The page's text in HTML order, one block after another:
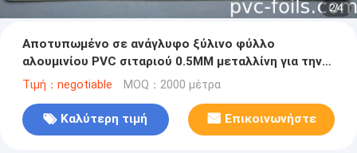
2/4
Αποτυπωμένο σε ανάγλυφο ξύλινο φύλλο
αλουμινίου PVC σιταριού 0.5MM μεταλλίνη για την
πόρτα
Τιμή：negotiable MOQ：2000 μέτρα
Καλύτερη τιμή Επικοινωνήστε